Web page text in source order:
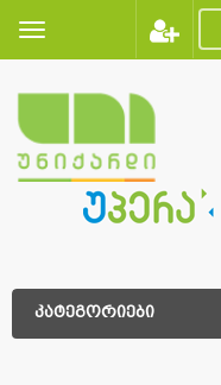
კატეგორიები